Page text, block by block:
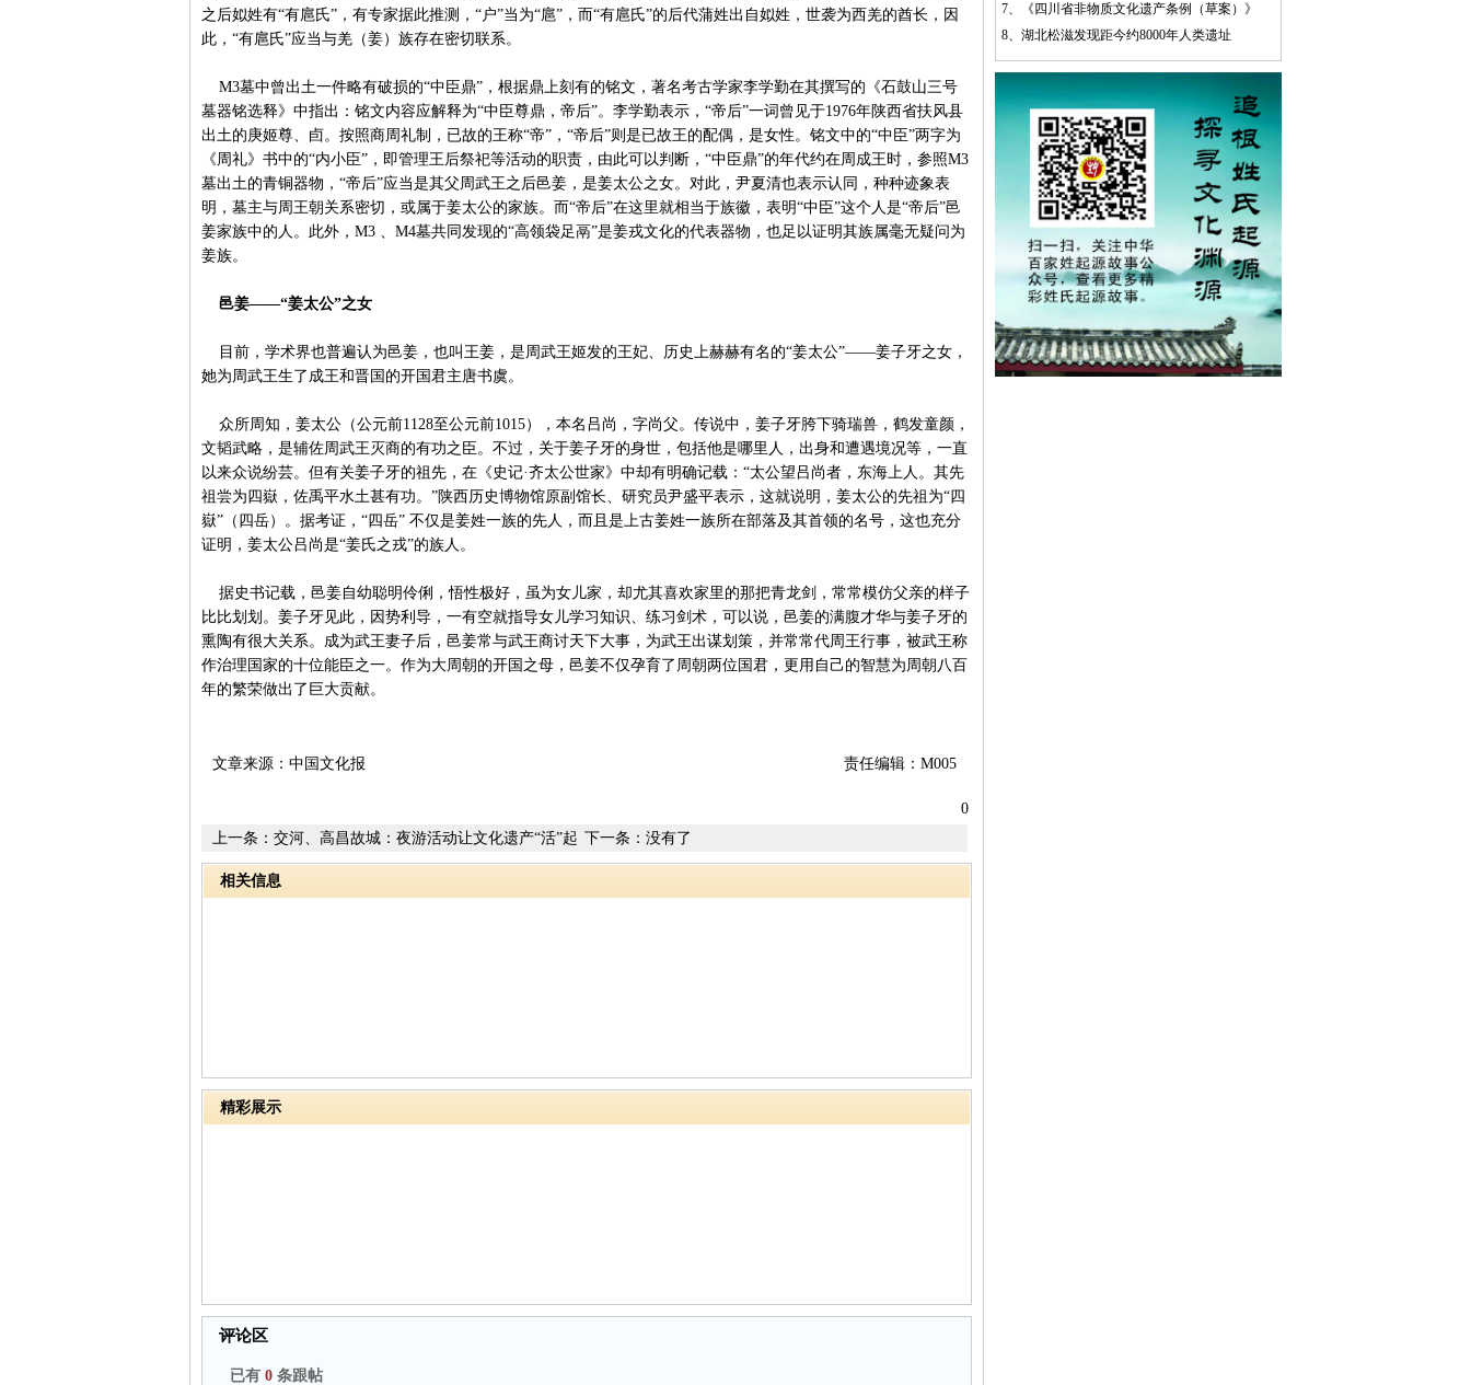
7、
《四川省非物质文化遗产条例（草案）》
8、 湖北松滋发现距今约8000年人类遗址
之后姒姓有“有扈氏”，有专家据此推测，“户”当为“扈”，而“有扈氏”的后代蒲姓出自姒姓，世袭为西羌的酋长，因
此，“有扈氏”应当与羌（姜）族存在密切联系。
M3墓中曾出土一件略有破损的“中臣鼎”，根据鼎上刻有的铭文，著名考古学家李学勤在其撰写的《石鼓山三号
墓器铭选释》中指出：铭文内容应解释为“中臣尊鼎，帝后”。李学勤表示，“帝后”一词曾见于1976年陕西省扶风县
出土的庚姬尊、卣。按照商周礼制，已故的王称“帝”，“帝后”则是已故王的配偶，是女性。铭文中的“中臣”两字为
《周礼》书中的“内小臣”，即管理王后祭祀等活动的职责，由此可以判断，“中臣鼎”的年代约在周成王时，参照M3
墓出土的青铜器物，“帝后”应当是其父周武王之后邑姜，是姜太公之女。对此，尹夏清也表示认同，种种迹象表
明，墓主与周王朝关系密切，或属于姜太公的家族。而“帝后”在这里就相当于族徽，表明“中臣”这个人是“帝后”邑
姜家族中的人。此外，M3 、M4墓共同发现的“高领袋足鬲”是姜戎文化的代表器物，也足以证明其族属毫无疑问为
姜族。
邑姜——“姜太公”之女
目前，学术界也普遍认为邑姜，也叫王姜，是周武王姬发的王妃、历史上赫赫有名的“姜太公”——姜子牙之女，
她为周武王生了成王和晋国的开国君主唐书虞。
众所周知，姜太公（公元前1128至公元前1015），本名吕尚，字尚父。传说中，姜子牙胯下骑瑞兽，鹤发童颜，
文韬武略，是辅佐周武王灭商的有功之臣。不过，关于姜子牙的身世，包括他是哪里人，出身和遭遇境况等，一直
以来众说纷芸。但有关姜子牙的祖先，在《史记·齐太公世家》中却有明确记载：“太公望吕尚者，东海上人。其先
祖尝为四嶽，佐禹平水土甚有功。”陕西历史博物馆原副馆长、研究员尹盛平表示，这就说明，姜太公的先祖为“四
嶽”（四岳）。据考证，“四岳” 不仅是姜姓一族的先人，而且是上古姜姓一族所在部落及其首领的名号，这也充分
证明，姜太公吕尚是“姜氏之戎”的族人。
据史书记载，邑姜自幼聪明伶俐，悟性极好，虽为女儿家，却尤其喜欢家里的那把青龙剑，常常模仿父亲的样子
比比划划。姜子牙见此，因势利导，一有空就指导女儿学习知识、练习剑术，可以说，邑姜的满腹才华与姜子牙的
熏陶有很大关系。成为武王妻子后，邑姜常与武王商讨天下大事，为武王出谋划策，并常常代周王行事，被武王称
作治理国家的十位能臣之一。作为大周朝的开国之母，邑姜不仅孕育了周朝两位国君，更用自己的智慧为周朝八百
年的繁荣做出了巨大贡献。
责任编辑：M005
文章来源：中国文化报
0
下一条：没有了
上一条： 交河、高昌故城：夜游活动让文化遗产“活”起
来
相关信息
精彩展示
评论区
已有 0 条跟帖